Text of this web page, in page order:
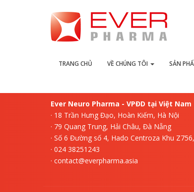
TRANG CHỦ VỀ CHÚNG TÔI SẢN
Ever Neuro Pharma - VPĐD tại Việt Nam
· 18 Trần Hưng Đạo, Hoàn Kiếm, Hà Nội
· 79 Quang Trung, Hải Châu, Đà Nẵng
· Số 6 Đường số 4, Hado Centroza Khu
· 024 38251243
· contact@everpharma.asia